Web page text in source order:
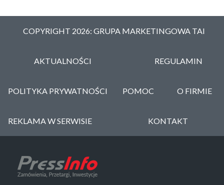
COPYRIGHT 2026: GRUPA MARKETINGOWA TAI
AKTUALNOŚCI REGULAMIN
POLITYKA PRYWATNOŚCI POMOC O FIRMIE
REKLAMA W SERWISIE KONTAKT